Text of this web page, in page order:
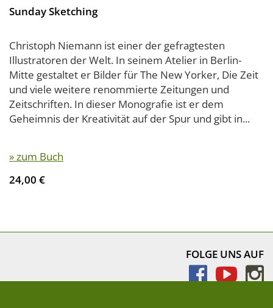
Sunday Sketching
Christoph Niemann ist einer der gefragtesten
Illustratoren der Welt. In seinem Atelier in Berlin-
Mitte gestaltet er Bilder für The New Yorker, Die Zeit
und viele weitere renommierte Zeitungen und
Zeitschriften. In dieser Monografie ist er dem
Geheimnis der Kreativität auf der Spur und gibt in...
» zum Buch
24,00 €
FOLGE UNS AUF